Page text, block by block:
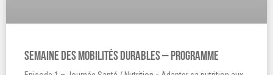
Semaine des mobilités durables – programme